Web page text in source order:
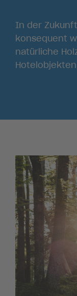
In der
konsequent
natürliche